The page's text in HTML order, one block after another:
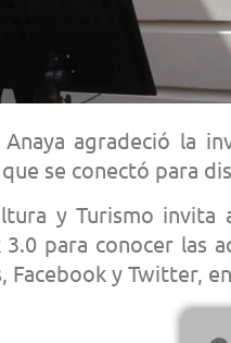
agradeció la
se conectó para
y Turismo
para conocer las
Facebook y Twitter,